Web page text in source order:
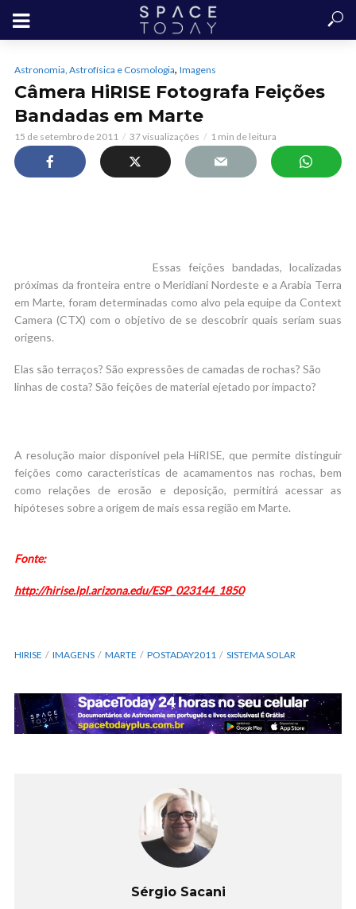
Astronomia, Astrofísica e Cosmologia, Imagens
Câmera HiRISE Fotografa Feições
Bandadas em Marte
15 de setembro de 2011 37 visualizações 1 min de leitura
Essas feições bandadas, localizadas
próximas da fronteira entre o Meridiani Nordeste e a Arabia Terra
em Marte, foram determinadas como alvo pela equipe da Context
Camera (CTX) com o objetivo de se descobrir quais seriam suas
origens.
Elas são terraços? São expressões de camadas de rochas? São
linhas de costa? São feições de material ejetado por impacto?
A resolução maior disponível pela HiRISE, que permite distinguir
feições como características de acamamentos nas rochas, bem
como relações de erosão e deposição, permitirá acessar as
hipóteses sobre a origem de mais essa região em Marte.
Fonte:
http://hirise.lpl.arizona.edu/ESP_023144_1850
HIRISE IMAGENS MARTE POSTADAY2011 SISTEMA SOLAR
Sérgio Sacani